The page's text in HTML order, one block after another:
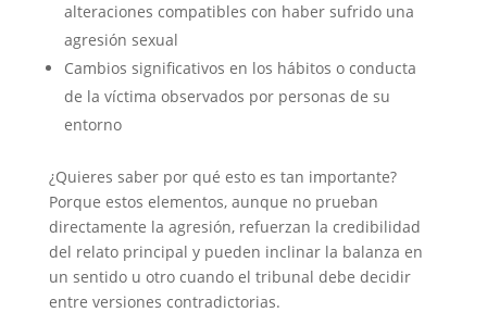
alteraciones compatibles con haber sufrido una
agresión sexual
Cambios significativos en los hábitos o conducta
de la víctima observados por personas de su
entorno
¿Quieres saber por qué esto es tan importante?
Porque estos elementos, aunque no prueban
directamente la agresión, refuerzan la credibilidad
del relato principal y pueden inclinar la balanza en
un sentido u otro cuando el tribunal debe decidir
entre versiones contradictorias.